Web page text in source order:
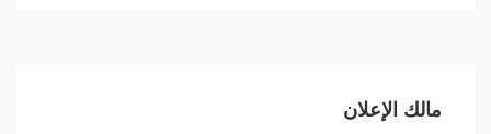
مالك الإعلان